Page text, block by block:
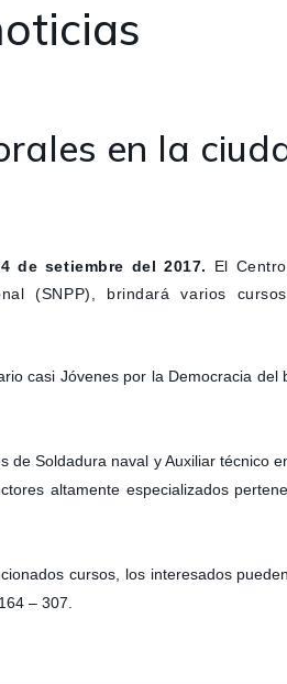
en la
de setiembre del 2017. El
(SNPP), brindará varios
casi Jóvenes por la Democracia
Soldadura naval y Auxiliar técnico
altamente especializados
cursos, los interesados
– 307.